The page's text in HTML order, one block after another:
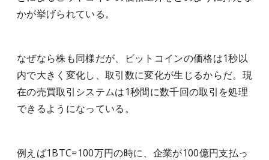
かが挙げられている。
なぜなら株も同様だが、ビットコインの価格は1秒以
内で大きく変化し、取引数に変化が生じるからだ。現
在の売買取引システムは1秒間に数千回の取引を処理
できるようになっている。
例えば1BTC=100万円の時に、企業が100億円支払っ